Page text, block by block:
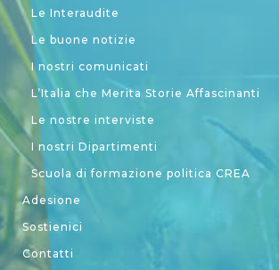
Le Interaudite
Le buone notizie
I nostri comunicati
L’Italia che Merita Storie Affascinanti
Le nostre interviste
I nostri Dipartimenti
Scuola di formazione politica CREA
Adesione
Sostienici
Contatti